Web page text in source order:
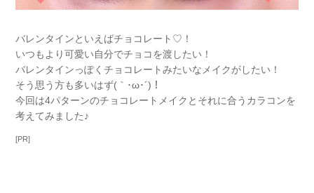
バレンタインといえばチョコレート♡！
いつもより可愛い自分でチョコを渡したい！
バレンタインっぽくチョコレートみたいなメイクがしたい！
そう思う方も多いはず(｀･ω･´)！
今回は4パターンのチョコレートメイクとそれに合うカラコンを
考えてみました♪
[PR]